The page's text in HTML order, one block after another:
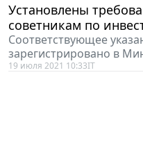
Установлены
советникам по
Соответствующее
зарегистрировано в
19 июля 2021 10:33IT